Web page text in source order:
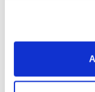
Commandé
jours
Retrait